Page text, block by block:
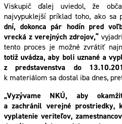
Viskupič ďalej uviedol, že
najvypuklejší príklad toho, ako sa
dní, dokonca pár hodín pred
vrecká z verejných zdrojov,“
tento proces je možné zvrátiť
totiž uvádza, aby boli uznané a
z predstavenstva do
k materiálom sa dostal iba dnes,
„Vyzývame NKÚ, aby
a zachránil verejné prostriedky,
vyplatenie veriteľov,